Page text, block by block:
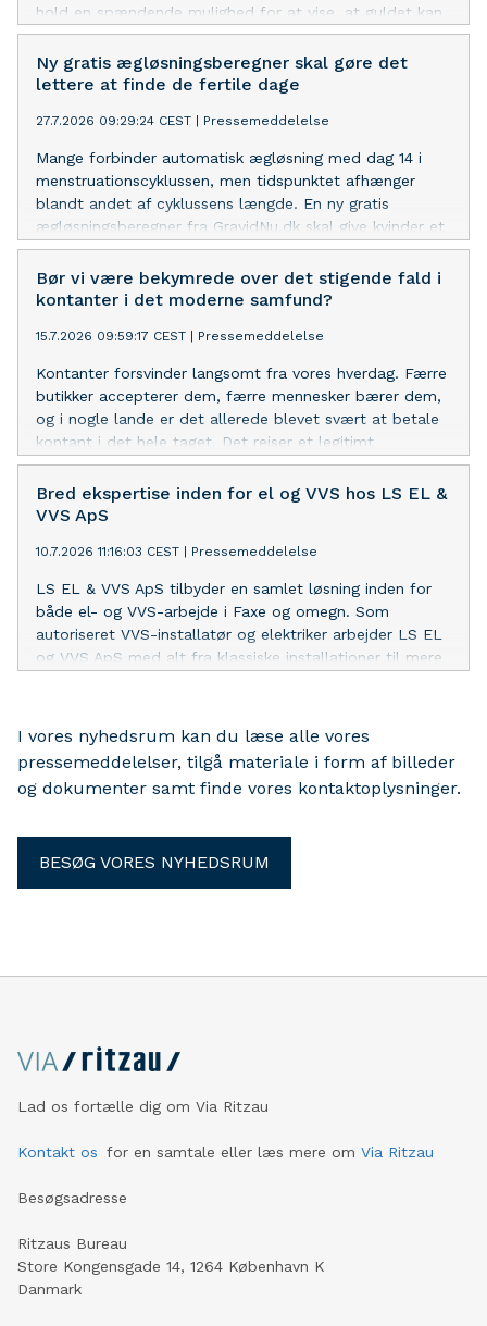
hold en spændende mulighed for at vise, at guldet kan
forsvares. Men kan det så forsvares? Det prøver denne
artikel at dykke ned i.
Ny gratis ægløsningsberegner skal gøre det
lettere at finde de fertile dage
27.7.2026 09:29:24 CEST Pressemeddelelse
Mange forbinder automatisk ægløsning med dag 14 i
menstruationscyklussen, men tidspunktet afhænger
blandt andet af cyklussens længde. En ny gratis
ægløsningsberegner fra GravidNu.dk skal give kvinder et
bedre overblik over deres forventede fertile periode.
Bør vi være bekymrede over det stigende fald i
kontanter i det moderne samfund?
15.7.2026 09:59:17 CEST Pressemeddelelse
Kontanter forsvinder langsomt fra vores hverdag. Færre
butikker accepterer dem, færre mennesker bærer dem,
og i nogle lande er det allerede blevet svært at betale
kontant i det hele taget. Det rejser et legitimt
spørgsmål: er vi på vej i den rigtige retning, eller mister
vi noget vigtigt undervejs? Svaret er mere nuanceret
end et simpelt ja eller nej.
Bred ekspertise inden for el og VVS hos LS EL &
VVS ApS
10.7.2026 11:16:03 CEST Pressemeddelelse
LS EL & VVS ApS tilbyder en samlet løsning inden for
både el- og VVS-arbejde i Faxe og omegn. Som
autoriseret VVS-installatør og elektriker arbejder LS EL
og VVS ApS med alt fra klassiske installationer til mere
I vores nyhedsrum kan du læse alle vores
pressemeddelelser, tilgå materiale i form af billeder
og dokumenter samt finde vores kontaktoplysninger.
BESØG VORES NYHEDSRUM
Lad os fortælle dig om Via Ritzau
Kontakt os for en samtale eller læs mere om Via Ritzau
Besøgsadresse
Ritzaus Bureau
Store Kongensgade 14, 1264 København K
Danmark